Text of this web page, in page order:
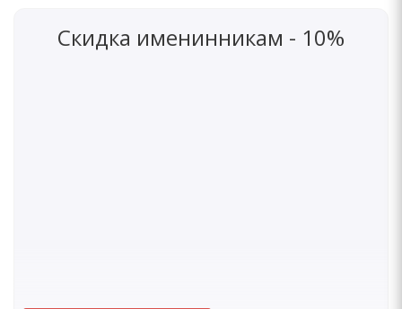
Скидка именинникам - 10%